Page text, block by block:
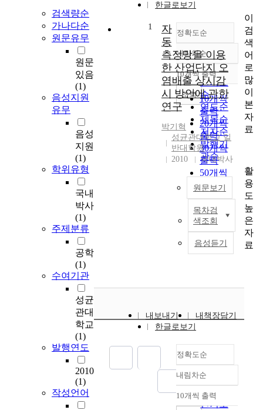
검색량순
가나다순
원문유무
원문
있음
(1)
음성지원
유무
음성
지원
(1)
학위유형
국내
박사
(1)
주제분류
공학
(1)
수여기관
성균
관대
학교
(1)
발행연도
2010
(1)
작성언어
한글로보기
정확도순
정확도
순
인기도
순
연도순
제목순
저자순
발행기
관순
내림차순
내림차순
10개씩 출력
10개씩
출력
20개씩
출력
30개씩
출력
50개씩
출력
100개씩
출력
조회
1
자
동
측정망을 이용
한 산업단지 오
염배출 상시감
시 방안에 관한
연구
박기혁
성균관대학교 일
반대학원
2010
국내박사
원문보기
목차검
색조회
음성듣기
치
고
내보내기
내책장담기
한글로보기
정확도순
정확도
순
인기도
내림차순
내림차순
10개씩 출력
이
검
색
어
로
많
이
본
자
료
활
용
도
높
은
자
료